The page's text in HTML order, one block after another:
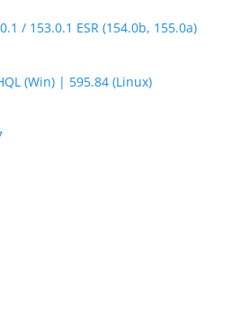
/ 153.0.1 ESR (154.0b, 155.0a)
(Win) | 595.84 (Linux)